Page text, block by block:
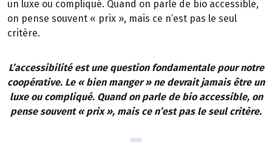
un luxe ou compliqué. Quand on parle de bio accessible,
on pense souvent « prix », mais ce n’est pas le seul
critère.
L’accessibilité est une question fondamentale pour notre
coopérative. Le « bien manger » ne devrait jamais être un
luxe ou compliqué. Quand on parle de bio accessible, on
pense souvent « prix », mais ce n’est pas le seul critère.